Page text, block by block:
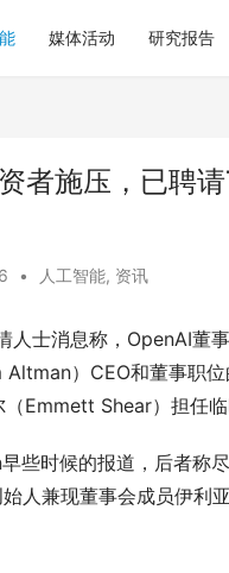
媒体活动 研究报告
者施压，已聘
• 人工智能, 资讯
人士消息称，OpenAI董
Altman）CEO和董事职
Emmett Shear）担任临
些时候的报道，后者称
人兼现董事会成员伊